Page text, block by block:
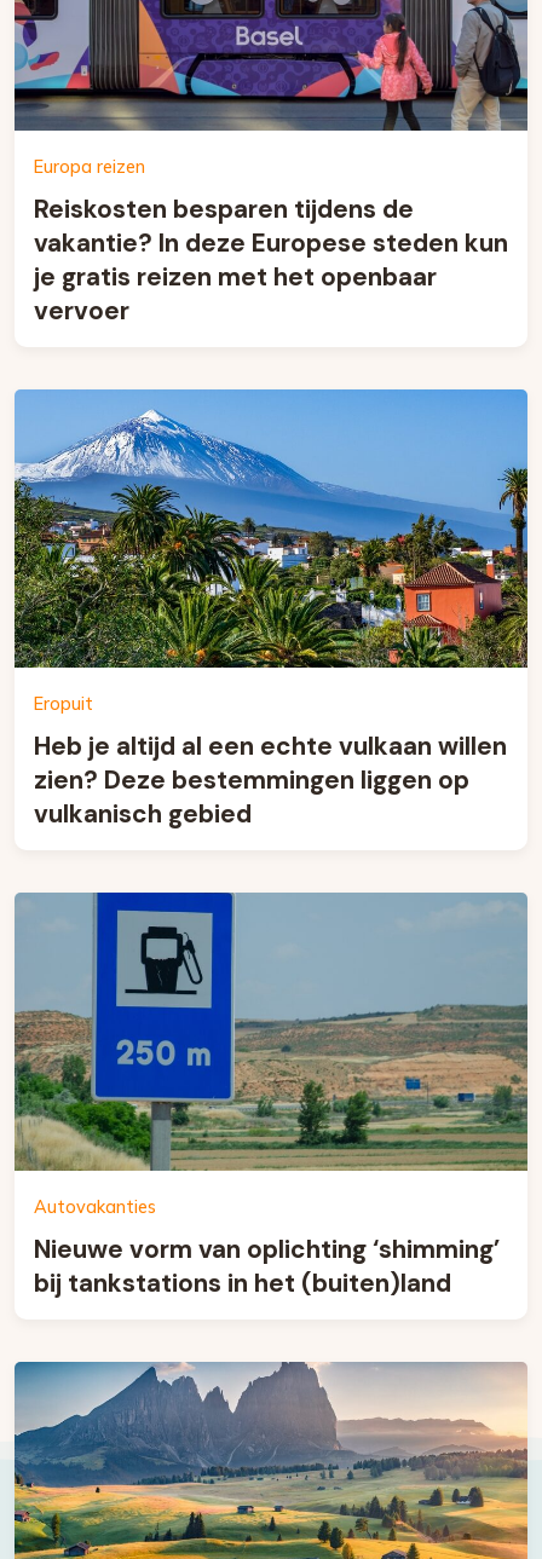
Europa reizen
Reiskosten besparen tijdens de
vakantie? In deze Europese steden kun
je gratis reizen met het openbaar
vervoer
Eropuit
Heb je altijd al een echte vulkaan willen
zien? Deze bestemmingen liggen op
vulkanisch gebied
Autovakanties
Nieuwe vorm van oplichting ‘shimming’
bij tankstations in het (buiten)land